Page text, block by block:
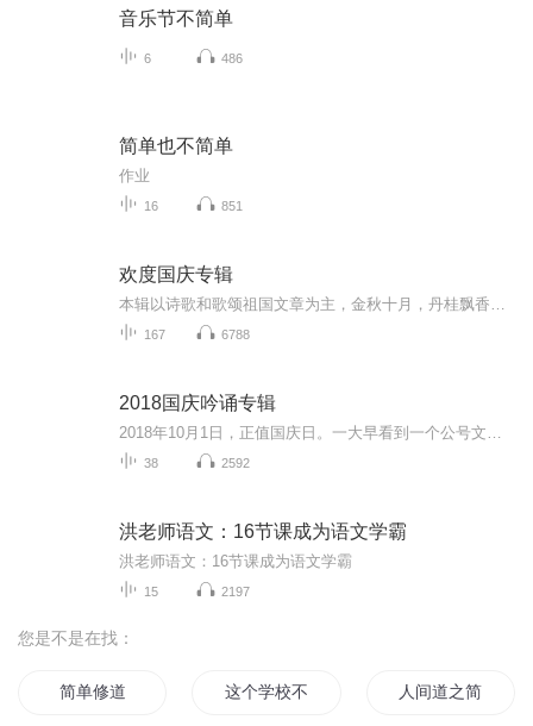
音乐节不简单
6 486
简单也不简单
作业
16 851
欢度国庆专辑
167 6788
2018国庆吟诵专辑
38 2592
洪老师语文：16节课成为语文学霸
洪老师语文：16节课成为语文学霸
15 2197
您是不是在找：
简单修道 这个学校不简单 人间道之简单生活